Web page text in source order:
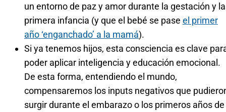
un entorno de paz y amor durante la gestación y la
primera infancia (y que el bebé se pase el primer
año ‘enganchado’ a la mamá).
Si ya tenemos hijos, esta consciencia es clave
poder aplicar inteligencia y educación emocional.
De esta forma, entendiendo el mundo,
compensaremos los inputs negativos que
surgir durante el embarazo o los primeros años de